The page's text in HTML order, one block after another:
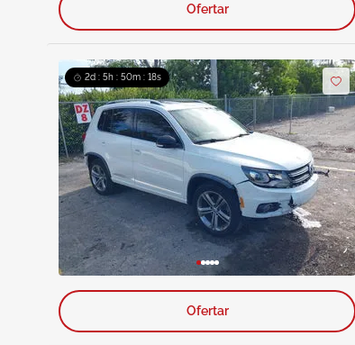
Ofertar
2d : 5h : 50m : 16s
Ofertar